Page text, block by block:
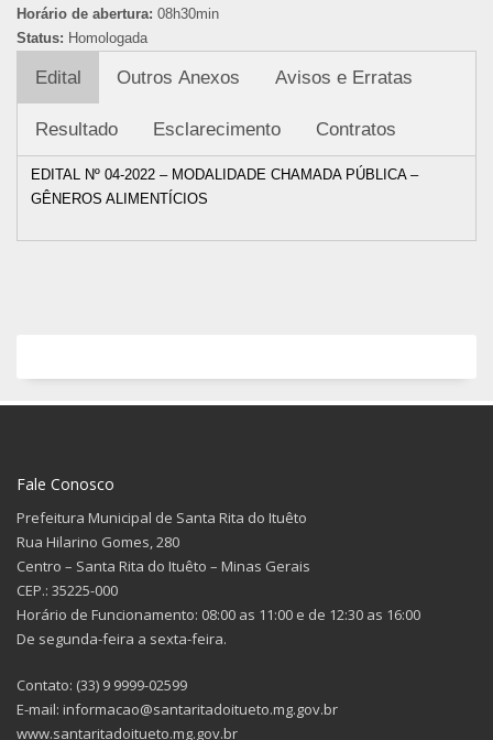
Horário de abertura: 08h30min
Status: Homologada
Edital Outros Anexos Avisos e Erratas
Resultado Esclarecimento Contratos
EDITAL Nº 04-2022 – MODALIDADE CHAMADA PÚBLICA –
GÊNEROS ALIMENTÍCIOS
Fale Conosco
Prefeitura Municipal de Santa Rita do Ituêto
Rua Hilarino Gomes, 280
Centro – Santa Rita do Ituêto – Minas Gerais
CEP.: 35225-000
Horário de Funcionamento: 08:00 as 11:00 e de 12:30 as 16:00
De segunda-feira a sexta-feira.
Contato: (33) 9 9999-02599
E-mail: informacao@santaritadoitueto.mg.gov.br
www.santaritadoitueto.mg.gov.br